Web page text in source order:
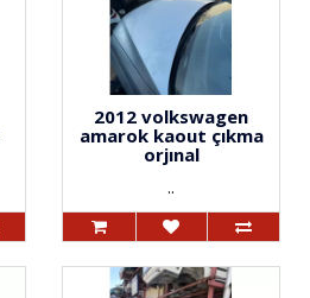
2012 volkswagen
amarok kaout çıkma
orjınal
..